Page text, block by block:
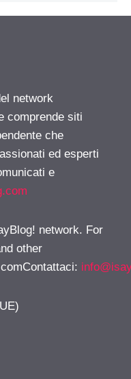
network
comprende siti
che
ed esperti
e
network. For
other
: